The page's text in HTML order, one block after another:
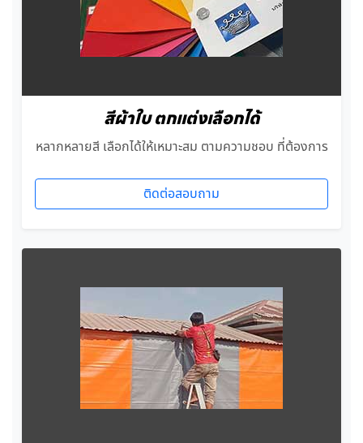
สีผ้าใบ ตกแต่งเลือกได้
หลากหลายสี เลือกได้ให้เหมาะสม ตามความชอบ ที่ต้องการ
ติดต่อสอบถาม